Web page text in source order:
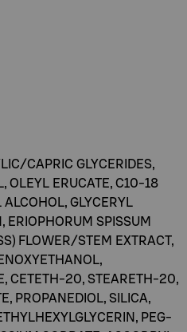
CAPRIC GLYCERIDES,
OLEYL ERUCATE, C10-18
ALCOHOL, GLYCERYL
ERIOPHORUM SPISSUM
FLOWER/STEM EXTRACT,
CETETH-20, STEARETH-20,
PROPANEDIOL, SILICA,
PEG-